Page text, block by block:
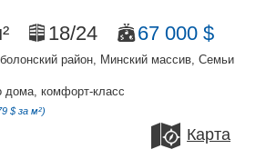
18/24 67 000 $
район, Минский массив, Семьи
дома, комфорт-класс
$ за м²)
Карта